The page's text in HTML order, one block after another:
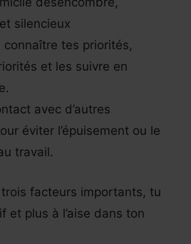
silencieux
connaître tes priorités,
et les suivre en
avec d’autres
éviter l’épuisement ou le
travail.
facteurs importants, tu
et plus à l’aise dans ton